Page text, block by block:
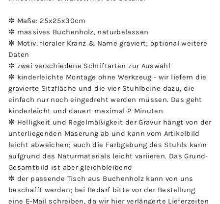
✼ Maße: 25x25x30cm
✼ massives Buchenholz, naturbelassen
✼ Motiv: floraler Kranz & Name graviert; optional weitere
Daten
✼ zwei verschiedene Schriftarten zur Auswahl
✼ kinderleichte Montage ohne Werkzeug - wir liefern die
gravierte Sitzfläche und die vier Stuhlbeine dazu, die
einfach nur noch eingedreht werden müssen. Das geht
kinderleicht und dauert maximal 2 Minuten
✼ Helligkeit und Regelmäßigkeit der Gravur hängt von der
unterliegenden Maserung ab und kann vom Artikelbild
leicht abweichen; auch die Farbgebung des Stuhls kann
aufgrund des Naturmaterials leicht variieren. Das Grund-
Gesamtbild ist aber gleichbleibend
✼ der passende Tisch aus Buchenholz kann von uns
beschafft werden; bei Bedarf bitte vor der Bestellung
eine E-Mail schreiben, da wir hier verlängerte Lieferzeiten